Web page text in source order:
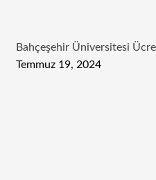
Bahçeşehir Üniversitesi
Temmuz 19, 2024